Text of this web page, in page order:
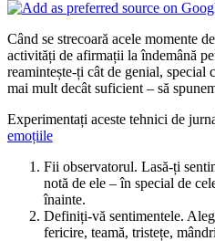
Când se strecoară acele momente
activități de afirmații la îndemână
reamintește-ți cât de genial, special
mai mult decât suficient – să
Experimentați aceste tehnici de
emoțiile
Fii observatorul. Lasă-ți
notă de ele – în special de
înainte.
Definiți-vă sentimentele.
fericire, teamă, tristețe,